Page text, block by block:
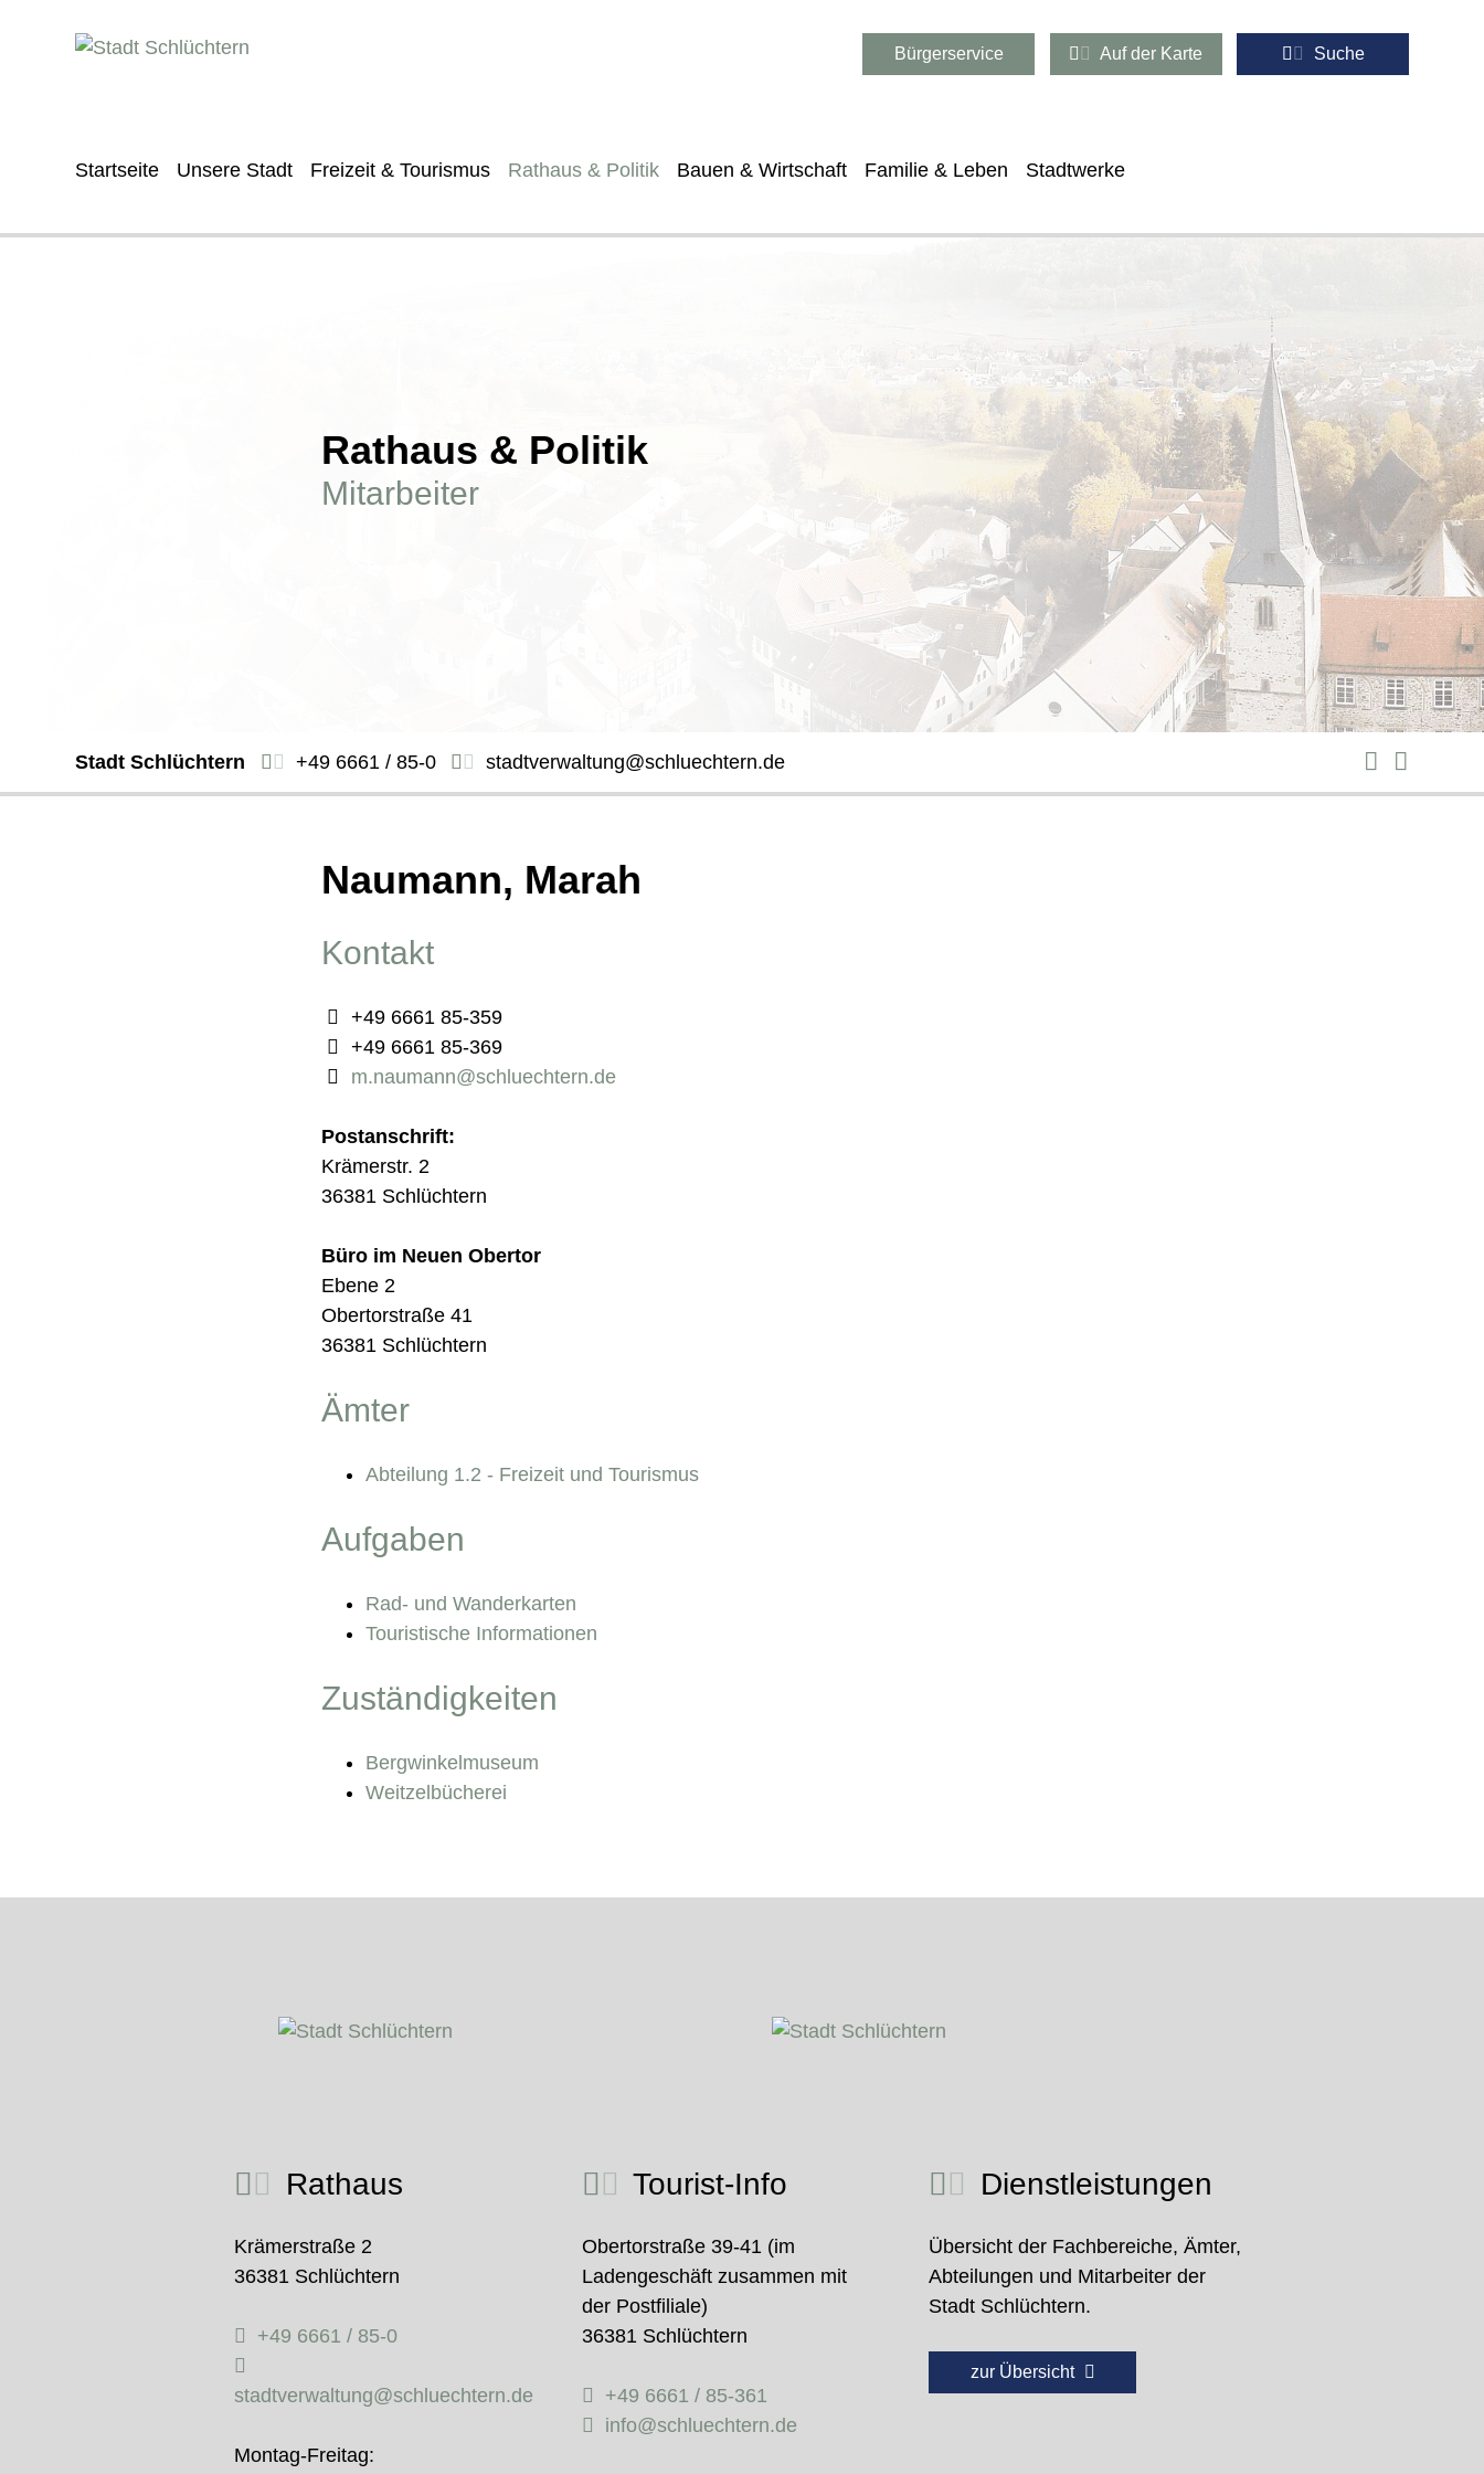
Bürgerservice Auf der Karte Suche
Startseite Unsere Stadt Freizeit & Tourismus Rathaus & Politik Bauen & Wirtschaft Familie & Leben Stadtwerke
Rathaus & Politik
Mitarbeiter
Stadt Schlüchtern +49 6661 / 85-0 stadtverwaltung@schluechtern.de
Naumann, Marah
Kontakt
+49 6661 85-359
+49 6661 85-369
m.naumann@schluechtern.de
Postanschrift:
Krämerstr. 2
36381 Schlüchtern
Büro im Neuen Obertor
Ebene 2
Obertorstraße 41
36381 Schlüchtern
Ämter
Abteilung 1.2 - Freizeit und Tourismus
Aufgaben
Rad- und Wanderkarten
Touristische Informationen
Zuständigkeiten
Bergwinkelmuseum
Weitzelbücherei
Rathaus
Krämerstraße 2
36381 Schlüchtern
+49 6661 / 85-0
stadtverwaltung@schluechtern.de
Montag-Freitag:
Tourist-Info
Obertorstraße 39-41 (im
Ladengeschäft zusammen mit
der Postfiliale)
36381 Schlüchtern
+49 6661 / 85-361
info@schluechtern.de
Dienstleistungen
Übersicht der Fachbereiche, Ämter,
Abteilungen und Mitarbeiter der
Stadt Schlüchtern.
zur Übersicht